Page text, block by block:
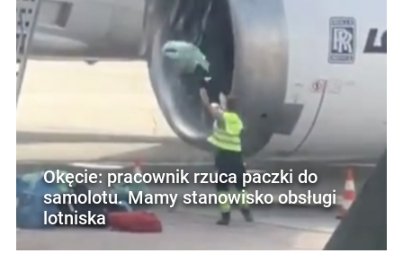
Okęcie: pracownik rzuca paczki do
samolotu. Mamy stanowisko obsługi
lotniska